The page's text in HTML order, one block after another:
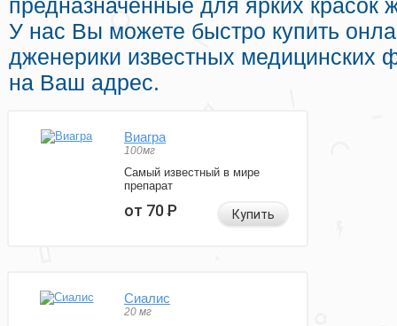
предназначенные для ярких красок
У нас Вы можете быстро купить
дженерики известных медицинских
на Ваш адрес.
Виагра
100мг
Самый известный в мире
препарат
от 70Р Купить
Сиалис
20 мг